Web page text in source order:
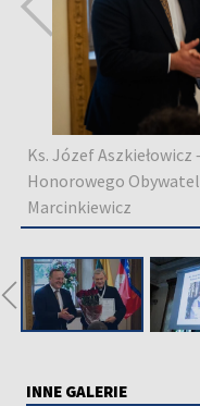
Ks. Józef
Honorowego
Marcinkiewicz
◀
INNE GALERIE